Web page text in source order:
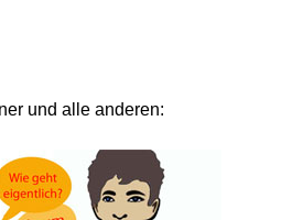
und alle anderen: